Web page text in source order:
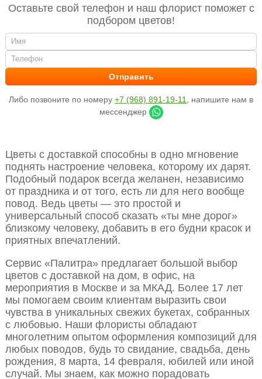
Оставьте свой телефон и наш флорист поможет с
подбором цветов!
Либо позвоните по номеру +7 (968) 891-19-11
, напишите нам в
мессенджер
Цветы с доставкой способны в одно мгновение
поднять настроение человека, которому их дарят.
Подобный подарок всегда желанен, независимо
от праздника и от того, есть ли для него вообще
повод. Ведь цветы — это простой и
универсальный способ сказать «ты мне дорог»
близкому человеку, добавить в его будни красок и
приятных впечатлений.
Сервис «Палитра» предлагает большой выбор
цветов с доставкой на дом, в офис, на
мероприятия в Москве и за МКАД. Более 17 лет
мы помогаем своим клиентам выразить свои
чувства в уникальных свежих букетах, собранных
с любовью. Наши флористы обладают
многолетним опытом оформления композиций для
любых поводов, будь то свидание, свадьба, день
рождения, 8 марта, 14 февраля, юбилей или иной
случай. Мы знаем, как можно порадовать